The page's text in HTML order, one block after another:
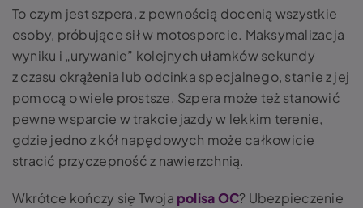
To czym jest szpera,z pewnością docenią wszystkie
osoby, próbujące sił w motosporcie. Maksymalizacja
wyniku i „urywanie” kolejnych ułamków sekundy
z czasu okrążenia lub odcinka specjalnego, stanie z jej
pomocą o wiele prostsze. Szpera może też stanowić
pewne wsparcie w trakcie jazdy w lekkim terenie,
gdzie jedno z kół napędowych może całkowicie
stracić przyczepność z nawierzchnią.
Wkrótce kończy się Twoja polisa OC? Ubezpieczenie